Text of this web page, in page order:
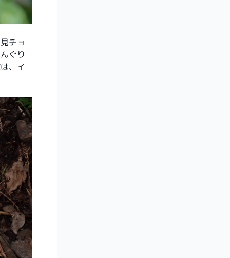
チョ
ぐり
、イ